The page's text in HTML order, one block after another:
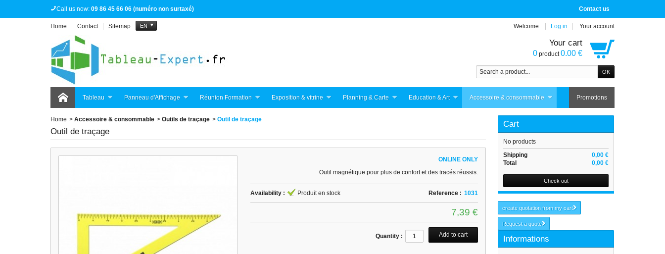
Contact us
Call us now: 09 86 45 66 06 (numéro non surtaxé)
Home Contact Sitemap EN Welcome Log in Your account
Your cart
0 product0.00 €
Promotions
Tableau Panneau d'Affichage Réunion Formation Exposition & vitrine Planning & Carte Education & Art Accessoire & consommable
Home > Accessoire & consommable > Outils de traçage > Outil de traçage
Outil de traçage
ONLINE ONLY
Outil magnétique pour plus de confort et des tracés réussis.
Availability : Produit en stock Reference : 1031
7,39 €
Quantity :
Cart
No products
0,00 €
Shipping
0,00 €
Total
Check out
create quotation from my cart
Request a quote
Informations